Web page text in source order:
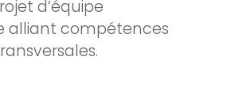
d’équipe
alliant compétences